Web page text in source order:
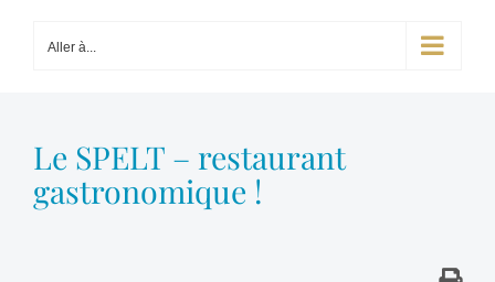
Aller à...
Le SPELT – restaurant
gastronomique !